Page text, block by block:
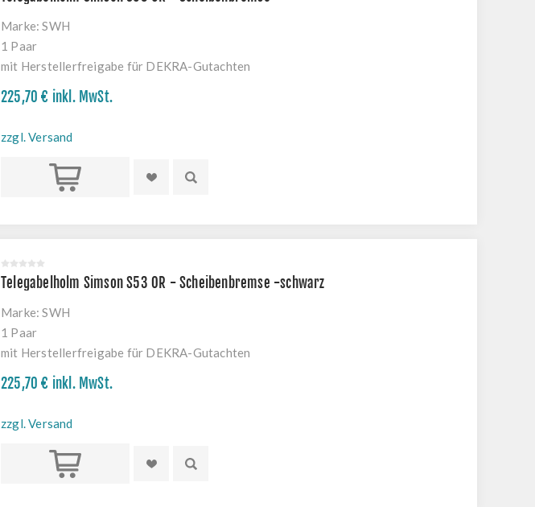
Marke: SWH
1 Paar
mit Herstellerfreigabe für DEKRA-Gutachten
225,70 € inkl. MwSt.
zzgl. Versand
Kaufen
Telegabelholm Simson S53 OR - Scheibenbremse -schwarz
Marke: SWH
1 Paar
mit Herstellerfreigabe für DEKRA-Gutachten
225,70 € inkl. MwSt.
zzgl. Versand
Kaufen